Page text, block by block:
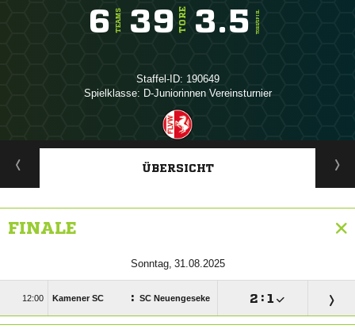
6 TEAMS 39 TORE 3.5 TORE/SPIEL
Staffel-ID: 190649
Spielklasse: D-Juniorinnen Vereinsturnier
ANZEIGE
ÜBERSICHT
FINALE
 
 Kamener SC : SC Neuengeseke  : 